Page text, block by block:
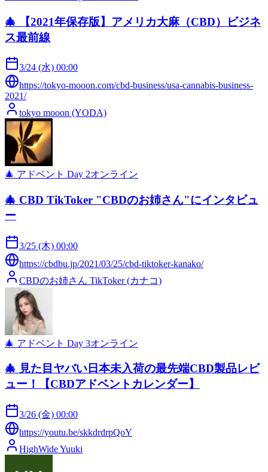
🎄 【2021年保存版】アメリカ大麻（CBD）ビジネ
ス最前線
3/24 (水) 00:00
https://tokyo-mooon.com/cbd-business/usa-cannabis-business-
2021/
tokyo mooon (YODA)
🎄 アドベント Day 2オンライン
🎄 CBD TikToker "CBDのお姉さん"にインタビュ
ー
3/25 (木) 00:00
https://cbdbu.jp/2021/03/25/cbd-tiktoker-kanako/
CBDのお姉さん TikToker (カナコ)
🎄 アドベント Day 3オンライン
🎄 見た目ヤバい日本未入荷の最先端CBD製品レビ
ュー！【CBDアドベントカレンダー】
3/26 (金) 00:00
https://youtu.be/skkdrdrpQoY
HighWide Yuuki